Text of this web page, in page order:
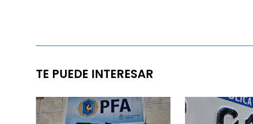
TE PUEDE INTERESAR